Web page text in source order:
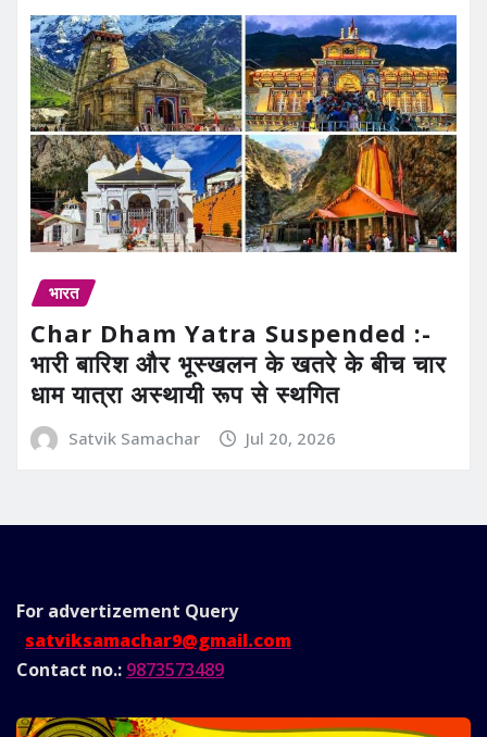
भारत
Char Dham Yatra Suspended :-
भारी बारिश और भूस्खलन के खतरे के बीच चार
धाम यात्रा अस्थायी रूप से स्थगित
Satvik Samachar Jul 20, 2026
For advertizement Query
satviksamachar9@gmail.com
Contact no.: 9873573489